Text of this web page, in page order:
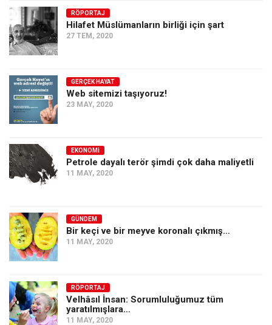
Ekonomi
Spor
Manzara
Sağlık
Gıda-Beslenme
Hayat
Siyaset
Dünya
Asya
Afrika
Avustralya
Tarih
RÖPORTAJ
Hilafet Müslümanların birliği için şart
27 TEM, 2020
GERÇEK HAYAT
Web sitemizi taşıyoruz!
23 MAY, 2020
EKONOMI
Petrole dayalı terör şimdi çok daha maliyetli
11 MAY, 2020
GÜNDEM
Bir keçi ve bir meyve koronalı çıkmış…
11 MAY, 2020
RÖPORTAJ
Velhâsıl İnsan: Sorumluluğumuz tüm
yaratılmışlara…
11 MAY, 2020